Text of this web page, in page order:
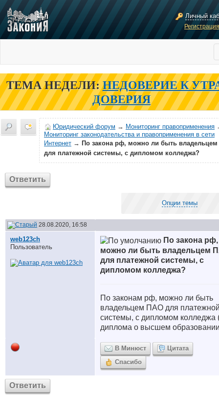
Личный
ТЕМА НЕДЕЛИ: НЕДОВЕРИЕ К
ДОВЕРИЯ
Юридический форум → Мониторинг правоприменения
Мониторинг законодательства и правоприменения в сети
Интернет → По закона рф, можно ли быть
для платежной системы, с дипломом колледжа?
Ответить
Опции темы
28.08.2020, 16:58
web123ch
Пользователь
По закона рф,
можно ли быть владельцем
для платежной системы, с
дипломом колледжа?
По законам рф, можно ли быть
владельцем ПАО для
системы, с дипломом колледжа
диплома о высшем
В Минюст
Цитата
Спасибо
Ответить